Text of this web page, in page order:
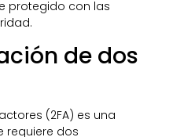
protegido con las
de dos
(2FA) es una
requiere dos